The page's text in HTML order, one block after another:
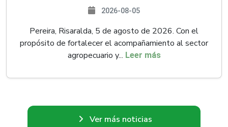
2026-08-05
Pereira, Risaralda, 5 de agosto de 2026. Con el
propósito de fortalecer el acompañamiento al sector
agropecuario y... Leer más
Ver más noticias